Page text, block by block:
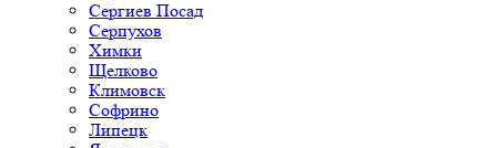
Сергиев Посад
Серпухов
Химки
Щелково
Климовск
Софрино
Липецк